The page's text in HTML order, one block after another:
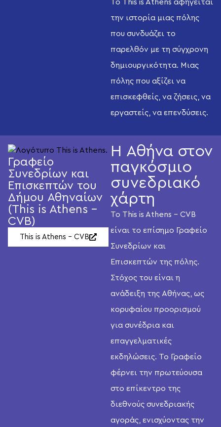
Το This is Athens αφηγείται
την ιστορία μιας πόλης
που συνδυάζει το
παρελθόν με τη σύγχρονη
δημιουργικότητα. Μιας
πόλης που αξίζει να
επισκεφθείς, να ζήσεις, να
εργαστείς, να επενδύσεις.
Γραφείο
Συνεδρίων και
Επισκεπτών του
Δήμου Αθηναίων
(This is Athens -
CVB)
This is Athens - CVB
Η Αθήνα στον
παγκόσμιο
συνεδριακό
χάρτη
Το This is Athens – CVB
είναι το επίσημο Γραφείο
Συνεδρίων και
Επισκεπτών της πόλης.
Στόχος του είναι η
ανάδειξη της Αθήνας, ως
κορυφαίου προορισμού
για συνέδρια και
επαγγελματικές
εκδηλώσεις. Το Γραφείο
φέρνει την πρωτεύουσα
στο επίκεντρο της
διεθνούς συνεδριακής
αγοράς, ενισχύοντας την